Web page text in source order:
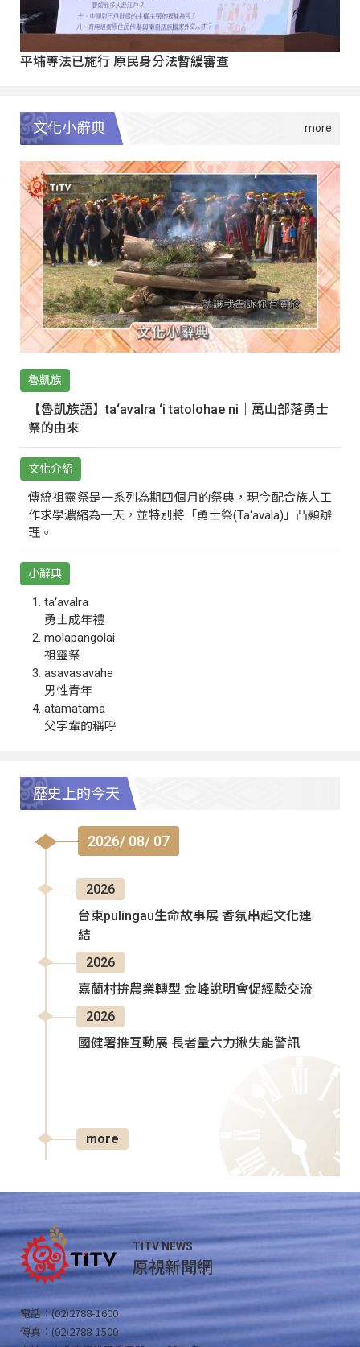
平埔專法已施行 原民身分法暫緩審查
文化小辭典
魯凱族
【魯凱族語】ta‘avalra ‘i tatolohae ni｜萬山部落勇士
祭的由來
文化介紹
傳統祖靈祭是一系列為期四個月的祭典，現今配合族人工
作求學濃縮為一天，並特別將「勇士祭(Ta‘avala)」凸顯辦
理。
小辭典
ta‘avalra
勇士成年禮
molapangolai
祖靈祭
asavasavahe
男性青年
atamatama
父字輩的稱呼
歷史上的今天
2026/ 08/ 07
2026
台東pulingau生命故事展 香氛串起文化連
結
2026
嘉蘭村拚農業轉型 金峰說明會促經驗交流
2026
國健署推互動展 長者量六力揪失能警訊
more
TITV NEWS
原視新聞網
電話：(02)2788-1600
傳真：(02)2788-1500